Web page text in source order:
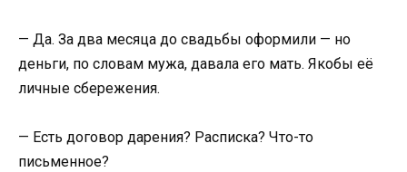
— Да. За два месяца до свадьбы оформили — но
деньги, по словам мужа, давала его мать. Якобы её
личные сбережения.
— Есть договор дарения? Расписка? Что-то
письменное?